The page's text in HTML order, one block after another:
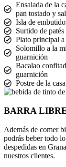
Ensalada de la
pan tostado y
Isla de
Surtido de patés
Plato principal
Solomillo a la
guarnición
Bacalao
guarnición
Postre de la
BARRA
Además de comer
podrás beber todo
despedidas en
nuestros clientes.